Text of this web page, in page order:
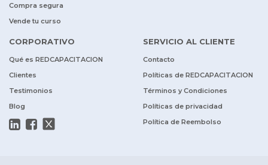
Compra segura
Vende tu curso
CORPORATIVO
Qué es REDCAPACITACION
Clientes
Testimonios
Blog
SERVICIO AL CLIENTE
Contacto
Políticas de REDCAPACITACION
Términos y Condiciones
Políticas de privacidad
Política de Reembolso